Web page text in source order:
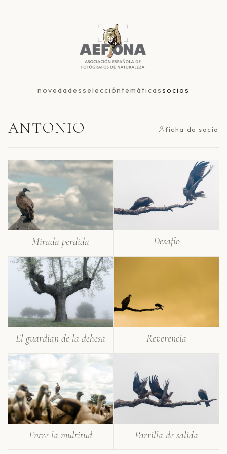
novedadesseleccióntemáticassocios
ANTONIO ficha de socio
Mirada perdida Desafío
El guardian de la dehesa Reverencia
Entre la multitud Parrilla de salida